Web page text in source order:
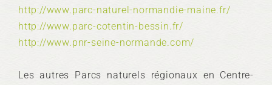
http://www.parc-naturel-normandie-maine.fr/
http://www.parc-cotentin-bessin.fr/
http://www.pnr-seine-normande.com/
Les autres Parcs naturels régionaux en Centre-